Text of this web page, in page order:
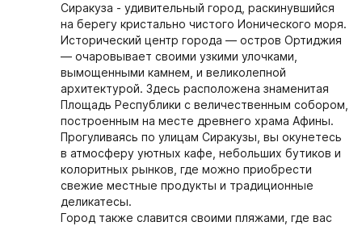
Сиракуза - удивительный город, раскинувшийся
на берегу кристально чистого Ионического моря.
Исторический центр города — остров Ортиджия
— очаровывает своими узкими улочками,
вымощенными камнем, и великолепной
архитектурой. Здесь расположена знаменитая
Площадь Республики с величественным собором,
построенным на месте древнего храма Афины.
Прогуливаясь по улицам Сиракузы, вы окунетесь
в атмосферу уютных кафе, небольших бутиков и
колоритных рынков, где можно приобрести
свежие местные продукты и традиционные
деликатесы.
Город также славится своими пляжами, где вас